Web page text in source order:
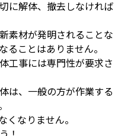
に解体、撤去しなければ
素材が発明されることな
ることはありません。
工事には専門性が要求さ
は、一般の方が作業する
くなりません。